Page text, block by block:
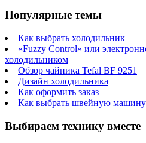
Популярные темы
Как выбрать холодильник
«Fuzzy Control» или
холодильником
Обзор чайника Tefal BF 9251
Дизайн холодильника
Как оформить заказ
Как выбрать швейную машину
Выбираем технику вместе